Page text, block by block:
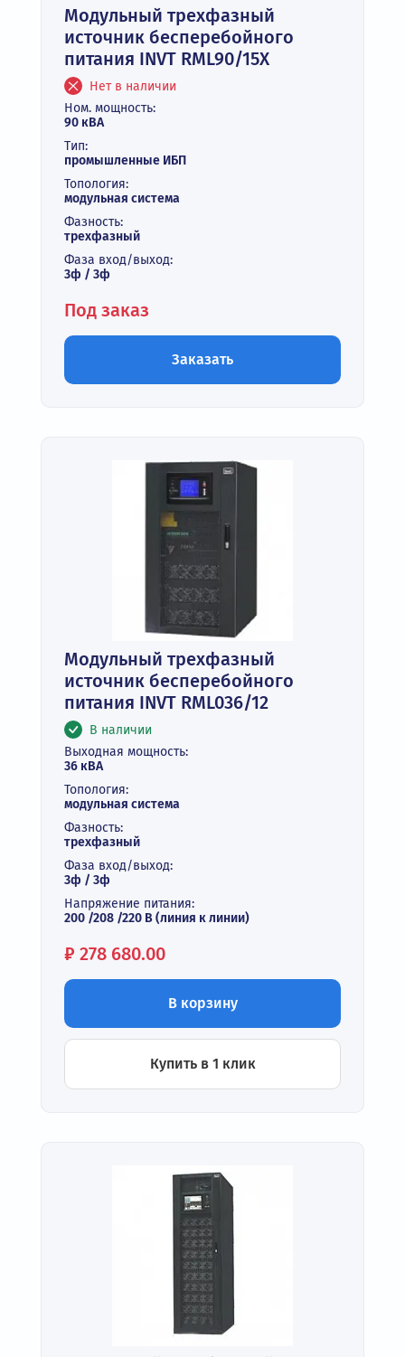
Модульный трехфазный
источник бесперебойного
питания INVT RML90/15X
Нет в наличии
Ном. мощность:
90 кВА
Тип:
промышленные ИБП
Топология:
модульная система
Фазность:
трехфазный
Фаза вход/выход:
3ф / 3ф
Под заказ
Заказать
Модульный трехфазный
источник бесперебойного
питания INVT RML036/12
В наличии
Выходная мощность:
36 кВА
Топология:
модульная система
Фазность:
трехфазный
Фаза вход/выход:
3ф / 3ф
Напряжение питания:
200 /208 /220 В (линия к линии)
Цена:
₽ 278 680.00
В корзину
Купить в 1 клик